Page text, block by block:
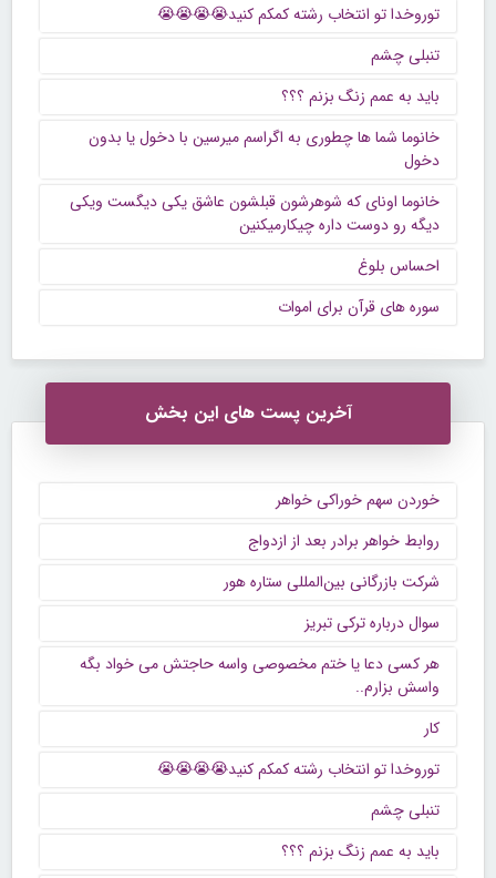
توروخدا تو انتخاب رشته کمکم کنید😭😭😭😭
تنبلی چشم
باید به عمم زنگ بزنم ؟؟؟
خانوما شما ها چطوری به اگراسم میرسین با دخول یا بدون
دخول
خانوما اونای که شوهرشون قبلشون عاشق یکی دیگست ویکی
دیگه رو دوست داره چیکارمیکنین
احساس بلوغ
سوره های قرآن برای اموات
آخرین پست های این بخش
خوردن سهم خوراکی خواهر
روابط خواهر برادر بعد از ازدواج
شرکت بازرگانی بین‌المللی ستاره هور
سوال درباره ترکی تبریز
هر کسی دعا یا ختم مخصوصی واسه حاجتش می خواد بگه
واسش بزارم..
کار
توروخدا تو انتخاب رشته کمکم کنید😭😭😭😭
تنبلی چشم
باید به عمم زنگ بزنم ؟؟؟